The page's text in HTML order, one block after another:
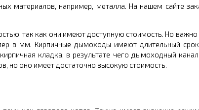
материалов, например, металла. На нашем сайте
так как они имеют доступную стоимость. Но
в мм. Кирпичные дымоходы имеют длительный
кладка, в результате чего дымоходный
но оно имеет достаточно высокую стоимость.